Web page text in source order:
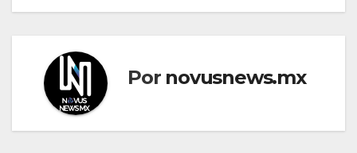
Por novusnews.mx